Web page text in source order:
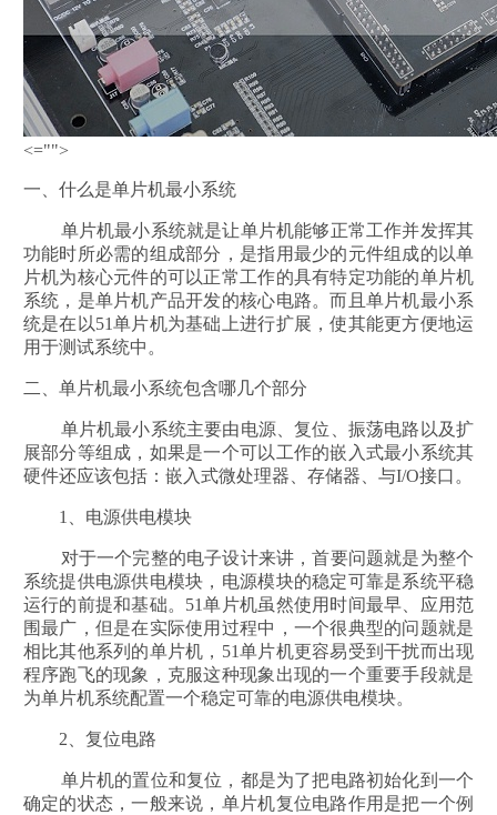
<="">
一、什么是单片机最小系统
单片机最小系统就是让单片机能够正常工作并发挥其
功能时所必需的组成部分，是指用最少的元件组成的以单
片机为核心元件的可以正常工作的具有特定功能的单片机
系统，是单片机产品开发的核心电路。而且单片机最小系
统是在以51单片机为基础上进行扩展，使其能更方便地运
用于测试系统中。
二、单片机最小系统包含哪几个部分
单片机最小系统主要由电源、复位、振荡电路以及扩
展部分等组成，如果是一个可以工作的嵌入式最小系统其
硬件还应该包括：嵌入式微处理器、存储器、与I/O接口。
1、电源供电模块
对于一个完整的电子设计来讲，首要问题就是为整个
系统提供电源供电模块，电源模块的稳定可靠是系统平稳
运行的前提和基础。51单片机虽然使用时间最早、应用范
围最广，但是在实际使用过程中，一个很典型的问题就是
相比其他系列的单片机，51单片机更容易受到干扰而出现
程序跑飞的现象，克服这种现象出现的一个重要手段就是
为单片机系统配置一个稳定可靠的电源供电模块。
2、复位电路
单片机的置位和复位，都是为了把电路初始化到一个
确定的状态，一般来说，单片机复位电路作用是把一个例